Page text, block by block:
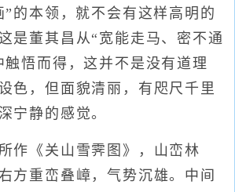
”的本领，就不会有这样高明的
是董其昌从“宽能走马、密不通
触悟而得，这并不是没有道理
色，但面貌清丽，有咫尺千里
宁静的感觉。
《关山雪霁图》，山峦林
方重峦叠嶂，气势沉雄。中间